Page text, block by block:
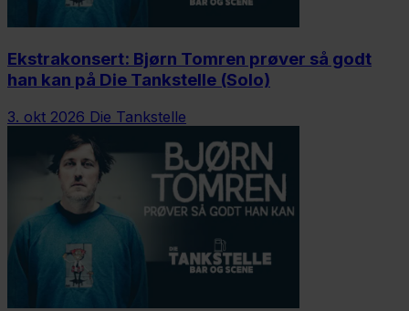
Ekstrakonsert: Bjørn Tomren prøver så godt
han kan på Die Tankstelle (Solo)
3. okt 2026 Die Tankstelle